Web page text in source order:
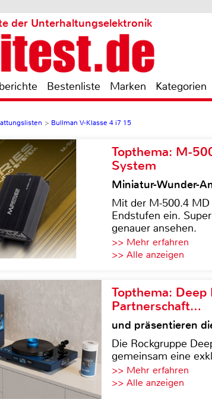
der Unterhaltungselektronik
Bestenliste Marken Kategorien
> Bullman V-Klasse 4 i7 15
Topthema: M-
System
Miniatur-Wunder-
Mit der M-500.4
Endstufen ein.
genauer ansehen.
>> Mehr erfahren
>> Alle anzeigen
Topthema:
Partnerschaft…
und präsentieren
Die Rockgruppe
gemeinsam eine
>> Mehr erfahren
>> Alle anzeigen